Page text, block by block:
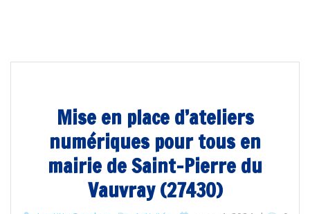
Mise en place d’ateliers
numériques pour tous en
mairie de Saint-Pierre du
Vauvray (27430)